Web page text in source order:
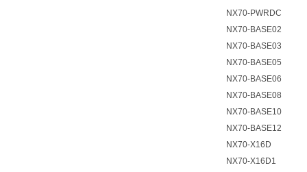
NX70-PWRDC
NX70-BASE02
NX70-BASE03
NX70-BASE05
NX70-BASE06
NX70-BASE08
NX70-BASE10
NX70-BASE12
NX70-X16D
NX70-X16D1